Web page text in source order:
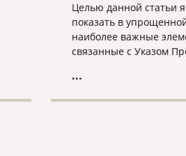
Целью данной статьи
показать в
наиболее важные
связанные с Указом
касающихся приема в
граждан,
...